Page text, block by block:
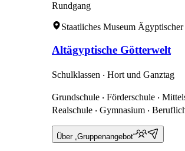
Rundgang
Staatliches Museum
Altägyptische Götterwelt
Schulklassen ‧ Hort und Ganztag
Grundschule ‧ Förderschule ‧
Realschule ‧ Gymnasium ‧
Über „Gruppenangebot“